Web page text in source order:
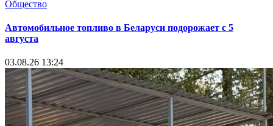
Общество
Автомобильное топливо в Беларуси подорожает с 5
августа
03.08.26 13:24